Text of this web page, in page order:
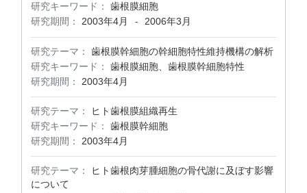
研究キーワード：
歯根膜細胞
研究期間：
2003年4月 - 2006年3月
研究テーマ：
歯根膜幹細胞の幹細胞特性維持機構の解析
研究キーワード：
歯根膜細胞、歯根膜幹細胞特性
研究期間：
2003年4月
研究テーマ：
ヒト歯根膜組織再生
研究キーワード：
歯根膜幹細胞
研究期間：
2003年4月
研究テーマ：
ヒト歯根肉芽腫細胞の骨代謝に及ぼす影響
について